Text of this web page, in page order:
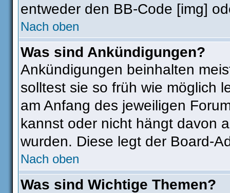
entweder den BB-Code [img]
Nach oben
Was sind Ankündigungen?
Ankündigungen beinhalten
solltest sie so früh wie möglich
am Anfang des jeweiligen
kannst oder nicht hängt davon
wurden. Diese legt der Board-
Nach oben
Was sind Wichtige Themen?